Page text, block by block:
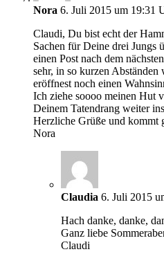
Nora 6. Juli 2015 um 19:31
Claudi, Du bist echt der
Sachen für Deine drei Jungs
einen Post nach dem
sehr, in so kurzen
eröffnest noch einen
Ich ziehe soooo meinen Hut
Deinem Tatendrang weiter
Herzliche Grüße und kommt
Nora
Claudia 6. Juli 2015
Hach danke, danke,
Ganz liebe
Claudi